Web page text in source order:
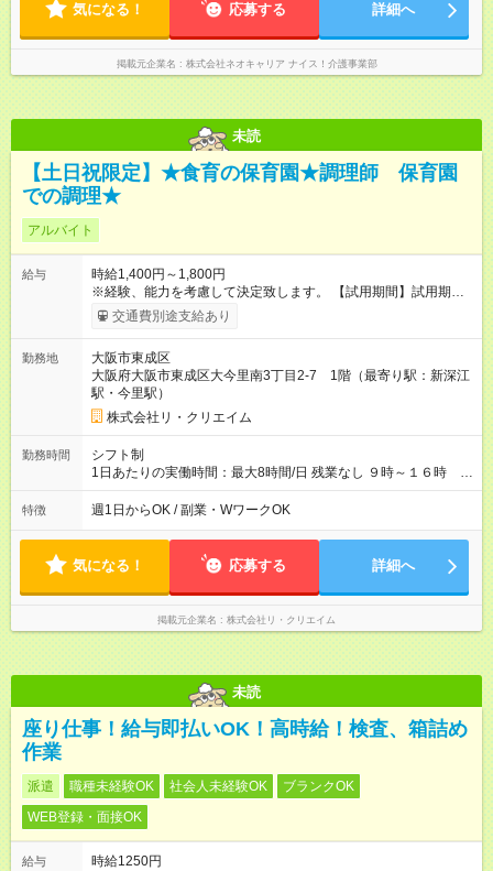
気になる！ 応募する 詳細へ
掲載元企業名 株式会社ネオキャリア ナイス！介護事業部
未読
【土日祝限定】★食育の保育園★調理師 保育園
での調理★
アルバイト
給与
時給1,400円～1,800円
※経験、能力を考慮して決定致します。 【試用期間】試用期間
あり 試用期間の長さ：6ヶ月 雇用形態、給与は本採用時と同じ
です。
交通費別途支給あり
勤務地
大阪市東成区
大阪府大阪市東成区大今里南3丁目2-7 1階（最寄り駅：新深江
駅・今里駅）
株式会社リ・クリエイム
勤務時間
シフト制
1日あたりの実働時間：最大8時間/日 残業なし ９時～１６時
※休憩６０分 実働６時間
特徴 週1日からOK / 副業・WワークOK
気になる！ 応募する 詳細へ
掲載元企業名 株式会社リ・クリエイム
未読
座り仕事！給与即払いOK！高時給！検査、箱詰め
作業
派遣 職種未経験OK 社会人未経験OK
ブランクOK
WEB登録・面接OK
給与
時給1250円